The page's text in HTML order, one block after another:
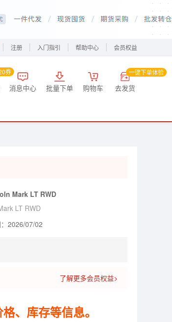
注册 入门指引 帮助中心 会员权益
券
消息中心 批量下单 购物车 去发货
一键下单体验
Mark LT RWD
LT RWD
2026/07/02
了解更多会员权益>
、库存等信息。